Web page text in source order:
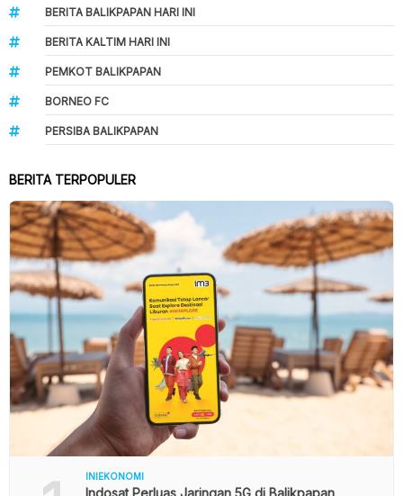
BERITA BALIKPAPAN HARI INI
BERITA KALTIM HARI INI
PEMKOT BALIKPAPAN
BORNEO FC
PERSIBA BALIKPAPAN
BERITA TERPOPULER
INIEKONOMI